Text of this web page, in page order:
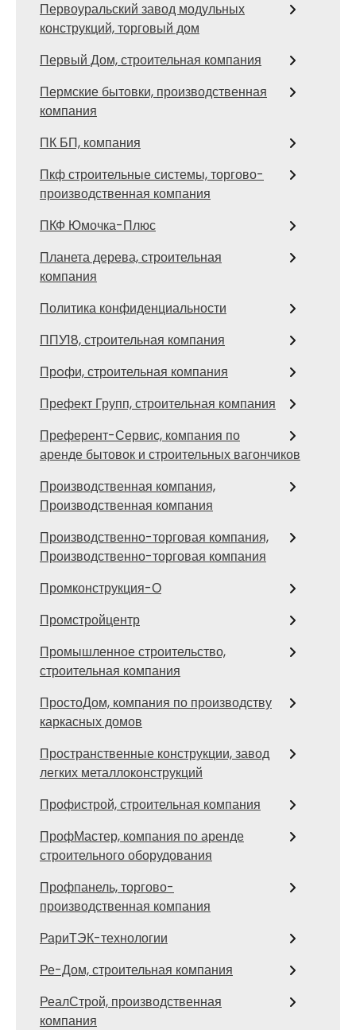
Первоуральский завод модульных
конструкций, торговый дом
Первый Дом, строительная компания
Пермские бытовки, производственная
компания
ПК БП, компания
Пкф строительные системы, торгово-
производственная компания
ПКФ Юмочка-Плюс
Планета дерева, строительная
компания
Политика конфиденциальности
ППУ18, строительная компания
Прoфи, строительная компания
Префект Групп, строительная компания
Преферент-Сервис, компания по
аренде бытовок и строительных вагончиков
Производственная компания,
Производственная компания
Производственно-торговая компания,
Производственно-торговая компания
Промконструкция-О
Промстройцентр
Промышленное строительство,
строительная компания
ПростоДом, компания по производству
каркасных домов
Пространственные конструкции, завод
легких металлоконструкций
Профистрой, строительная компания
ПрофМастер, компания по аренде
строительного оборудования
Профпанель, торгово-
производственная компания
РариТЭК-технологии
Ре-Дом, строительная компания
РеалСтрой, производственная
компания